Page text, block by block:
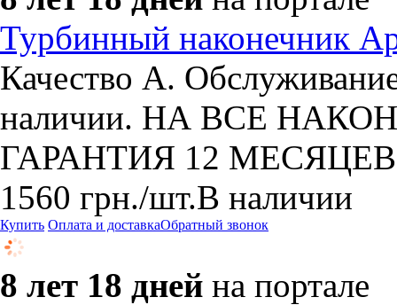
Турбинный наконечник
Качество А.
наличии. НА ВСЕ
ГАРАНТИЯ 12
1560 грн./шт.В наличии
Купить Оплата и доставкаОбратный звонок
8 лет 18 дней на портале